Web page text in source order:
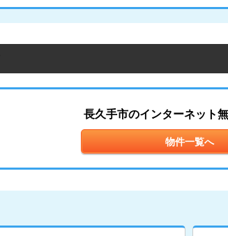
長久手市のインターネット
物件一覧へ